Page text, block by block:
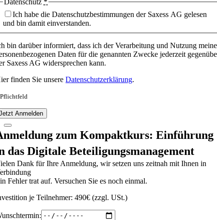
Datenschutz *
Ich habe die Datenschutzbestimmungen der Saxess AG gelesen
und bin damit einverstanden.
bin darüber informiert, dass ich der Verarbeitung und Nutzung
Daten für die genannten Zwecke jederzeit
Saxess AG widersprechen kann.
finden Sie unsereDatenschutzerklärung.
Anmelden
zum Kompaktkurs: Einführung
das Digitale Beteiligungsmanagement
Dank für Ihre Anmeldung, wir setzen uns zeitnah mit Ihnen in
Fehler trat auf. Versuchen Sie es noch einmal.
je Teilnehmer: 490€ (zzgl. USt.)